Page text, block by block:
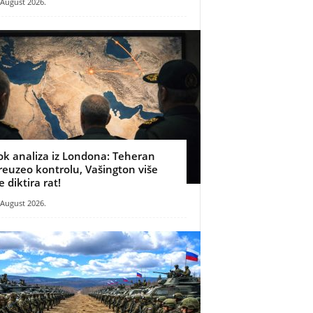
analiza iz Londona: Teheran
kontrolu, Vašington više
diktira rat!
2026.